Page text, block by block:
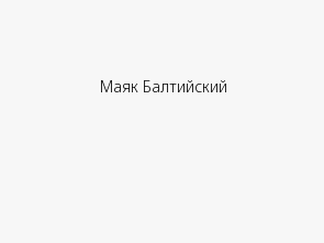
Маяк Балтийский